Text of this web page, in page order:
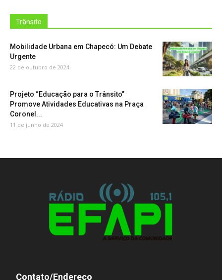
Trânsito
Mobilidade Urbana em Chapecó: Um Debate
Urgente
22 de outubro de 2024
Projeto “Educação para o Trânsito”
Promove Atividades Educativas na Praça
Coronel...
11 de junho de 2024
Contato/Endereço